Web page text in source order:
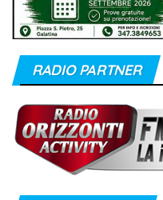
RADIO PARTNER